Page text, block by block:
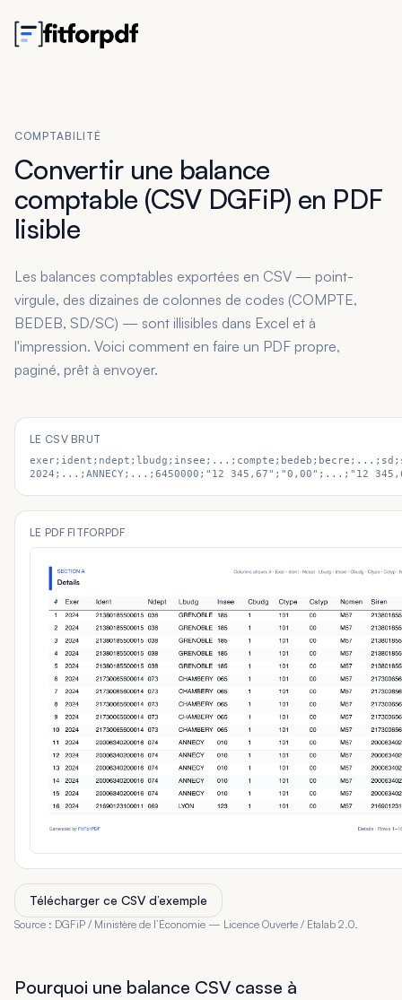
COMPTABILITÉ
Convertir une balance
comptable (CSV DGFiP) en PDF
lisible
Les balances comptables exportées en CSV — point-
virgule, des dizaines de colonnes de codes (COMPTE,
BEDEB, SD/SC) — sont illisibles dans Excel et à
l'impression. Voici comment en faire un PDF propre,
paginé, prêt à envoyer.
LE CSV BRUT
2024;...;ANNECY;...;6450000;"12 345,67";"0,00";...;"12
LE PDF FITFORPDF
Télécharger ce CSV d’exemple
Source : DGFiP / Ministère de l’Économie — Licence Ouverte / Etalab 2.0.
Pourquoi une balance CSV casse à